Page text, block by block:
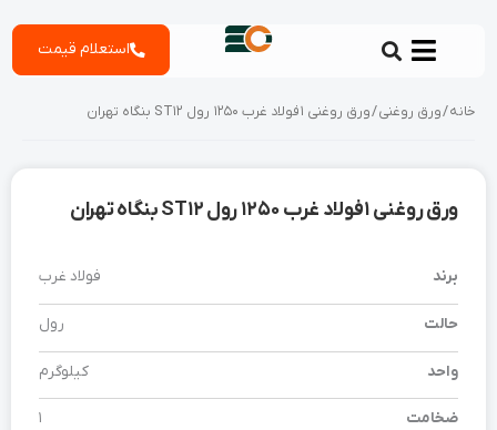
استعلام قیمت
خانه/ورق روغنی/ ورق روغنی 1 فولاد غرب 1250 رول ST12 بنگاه تهران
ورق روغنی 1 فولاد غرب 1250 رول ST12 بنگاه تهران
برند فولاد غرب
حالت رول
واحد کیلوگرم
ضخامت 1